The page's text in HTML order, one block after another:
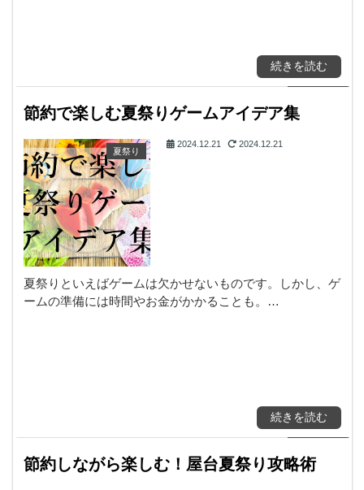
続きを読む
節約で楽しむ夏祭りゲームアイデア集
夏祭り
2024.12.21 2024.12.21
夏祭りといえばゲームは欠かせないものです。しかし、ゲ
ームの準備には時間やお金がかかることも。…
続きを読む
節約しながら楽しむ！屋台夏祭り攻略術